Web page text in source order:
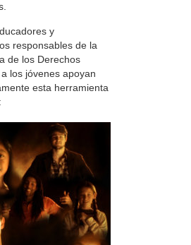
y
responsables de la
de los Derechos
los jóvenes apoyan
esta herramienta